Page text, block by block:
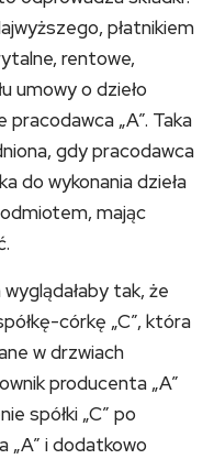
płatnikiem
rentowe,
umowy o dzieło
„A”. Taka
gdy pracodawca
do wykonania dzieła
mając
tak, że
córkę „C”, która
w drzwiach
producenta „A”
spółki „C” po
„A” i dodatkowo